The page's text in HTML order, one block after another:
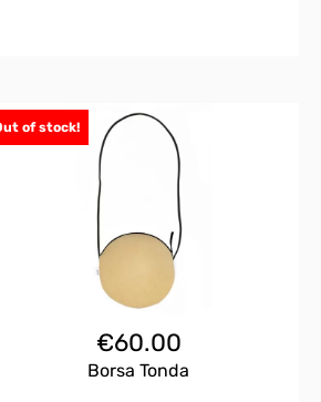
of stock!
€60.00
Borsa Tonda